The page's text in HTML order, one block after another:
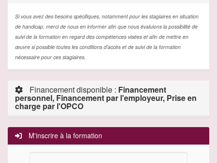
Si vous avez des besoins spécifiques, notamment pour les stagiaires en situation
de handicap, merci de nous en informer afin que nous évaluions la possibilité de
suivi de la formation en regard des compétences visées et afin de mettre en
œuvre si possible toutes les conditions d'accès et de suivi de la formation
nécessaire pour ces stagiaires.
Financement disponible : Financement
personnel, Financement par l'employeur, Prise en
charge par l'OPCO
M'inscrire à la formation